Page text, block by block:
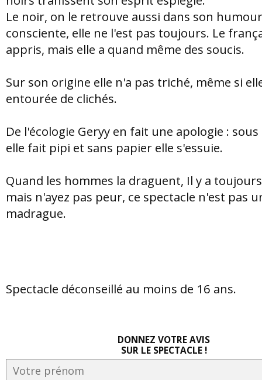
Le noir, on le retrouve aussi dans son
consciente, elle ne l'est pas toujours. Le
appris, mais elle a quand même des soucis.
Sur son origine elle n'a pas triché, même si
entourée de clichés.
De l'écologie Geryy en fait une apologie :
elle fait pipi et sans papier elle s'essuie.
Quand les hommes la draguent, Il y a
mais n'ayez pas peur, ce spectacle n'est pas
madrague.
Spectacle déconseillé au moins de 16 ans.
DONNEZ VOTRE AVIS
SUR LE SPECTACLE !